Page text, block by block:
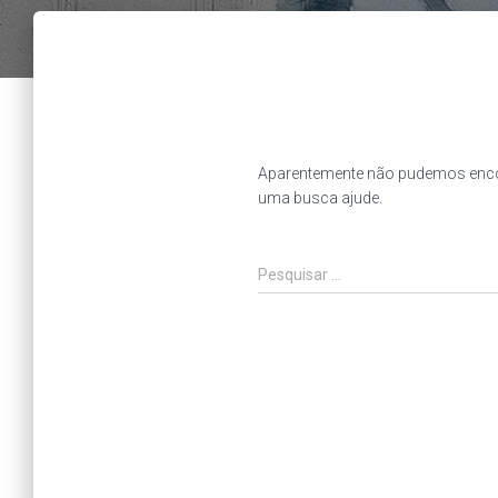
Aparentemente não pudemos
uma busca ajude.
Pesquisar
por:
Pesquisar …